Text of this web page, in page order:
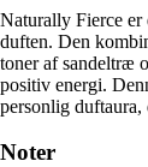
Naturally Fierce
duften. Den
toner af sandeltræ
positiv energi.
personlig duftaura,
Noter